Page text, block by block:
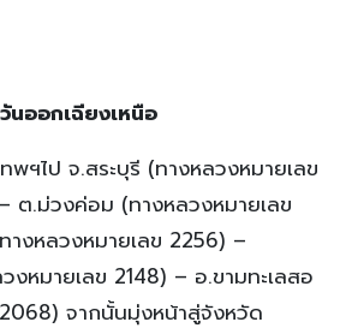
ออกเฉียงเหนือ
พฯไป จ.สระบุรี (ทางหลวงหมายเลข
ต.ม่วงค่อม (ทางหลวงหมายเลข
งหลวงหมายเลข 2256) –
หมายเลข 2148) – อ.ขามทะเลสอ
จากนั้นมุ่งหน้าสู่จังหวัด